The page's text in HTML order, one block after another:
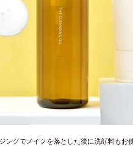
ングでメイクを落とした後に洗顔料も